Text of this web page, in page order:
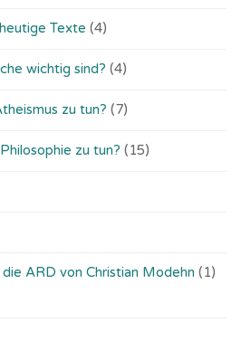
Texte (4)
wichtig sind? (4)
zu tun? (7)
zu tun? (15)
ARD von Christian Modehn (1)